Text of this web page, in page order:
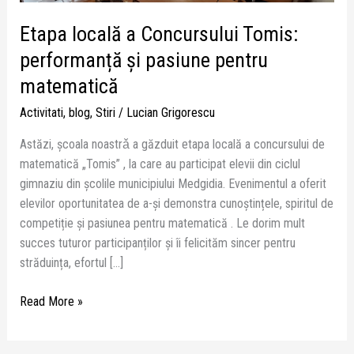
Etapa locală a Concursului Tomis:
performanță și pasiune pentru
matematică
Activitati, blog, Stiri/ Lucian Grigorescu
Astăzi, școala noastrǎ a găzduit etapa locală a concursului de
matematică „Tomis” , la care au participat elevii din ciclul
gimnaziu din școlile municipiului Medgidia. Evenimentul a oferit
elevilor oportunitatea de a-și demonstra cunoștințele, spiritul de
competiție și pasiunea pentru matematică . Le dorim mult
succes tuturor participanților și îi felicităm sincer pentru
străduința, efortul […]
pasiune
pentru
matematică
Read More »